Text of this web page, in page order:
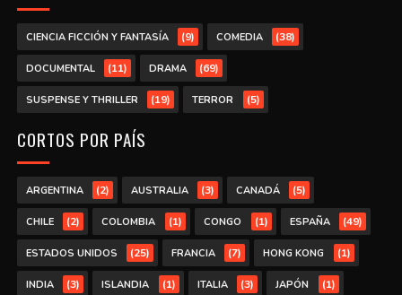
CIENCIA FICCIÓN Y FANTASÍA (9) COMEDIA (38)
DOCUMENTAL (11) DRAMA (69)
SUSPENSE Y THRILLER (19) TERROR (5)
CORTOS POR PAÍS
ARGENTINA (2) AUSTRALIA (3) CANADÁ (5)
CHILE (2) COLOMBIA (1) CONGO (1) ESPAÑA (49)
ESTADOS UNIDOS (25) FRANCIA (7) HONG KONG (1)
INDIA (3) ISLANDIA (1) ITALIA (3) JAPÓN (1)